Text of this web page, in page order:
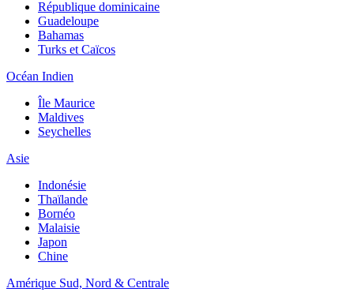
République dominicaine
Guadeloupe
Bahamas
Turks et Caïcos
Océan Indien
Île Maurice
Maldives
Seychelles
Asie
Indonésie
Thaïlande
Bornéo
Malaisie
Japon
Chine
Amérique Sud, Nord & Centrale